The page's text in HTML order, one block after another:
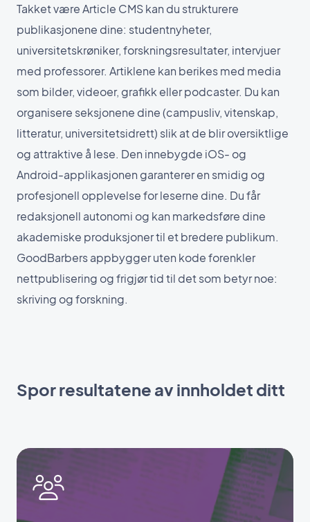
Takket være Article CMS kan du strukturere
publikasjonene dine: studentnyheter,
universitetskrøniker, forskningsresultater, intervjuer
med professorer. Artiklene kan berikes med media
som bilder, videoer, grafikk eller podcaster. Du kan
organisere seksjonene dine (campusliv, vitenskap,
litteratur, universitetsidrett) slik at de blir oversiktlige
og attraktive å lese. Den innebygde iOS- og
Android-applikasjonen garanterer en smidig og
profesjonell opplevelse for leserne dine. Du får
redaksjonell autonomi og kan markedsføre dine
akademiske produksjoner til et bredere publikum.
GoodBarbers appbygger uten kode forenkler
nettpublisering og frigjør tid til det som betyr noe:
skriving og forskning.
Spor resultatene av innholdet ditt